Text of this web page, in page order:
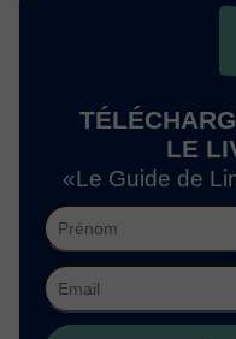
LE
«Le Guide de